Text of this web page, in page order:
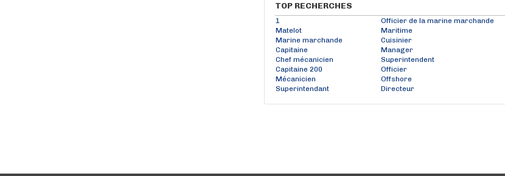
TOP RECHERCHES
1 Officier de la marine marchande
Matelot
Maritime
Marine marchande
Cuisinier
Capitaine
Manager
Chef mécanicien
Superintendent
Capitaine 200
Officier
Mécanicien
Offshore
Superintendant
Directeur